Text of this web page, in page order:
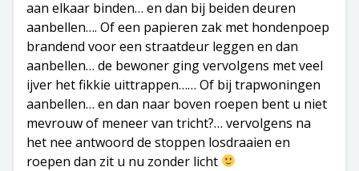
aan elkaar binden… en dan bij beiden deuren
aanbellen…. Of een papieren zak met hondenpoep
brandend voor een straatdeur leggen en dan
aanbellen… de bewoner ging vervolgens met veel
ijver het fikkie uittrappen…… Of bij trapwoningen
aanbellen… en dan naar boven roepen bent u niet
mevrouw of meneer van tricht?… vervolgens na
het nee antwoord de stoppen losdraaien en
roepen dan zit u nu zonder licht